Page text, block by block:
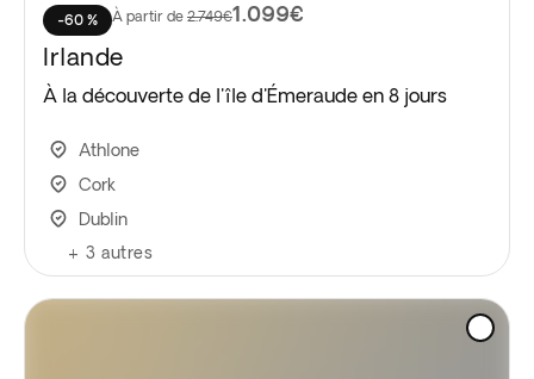
-60 % À partir de 2.749€1.099€
Irlande
À la découverte de l'île d'Émeraude en 8 jours
Athlone
Cork
Dublin
+ 3 autres